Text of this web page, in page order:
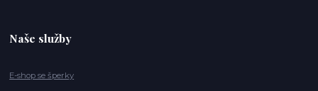
Naše služby
E-shop se šperky